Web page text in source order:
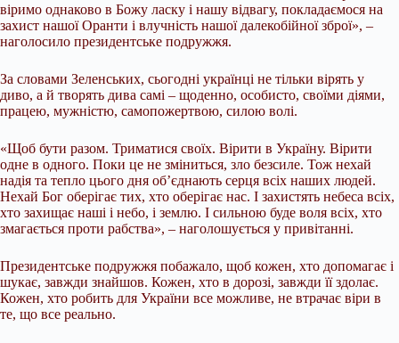
віримо однаково в Божу ласку і нашу відвагу, покладаємося на
захист нашої Оранти і влучність нашої далекобійної зброї», –
наголосило президентське подружжя.
За словами Зеленських, сьогодні українці не тільки вірять у
диво, а й творять дива самі – щоденно, особисто, своїми діями,
працею, мужністю, самопожертвою, силою волі.
«Щоб бути разом. Триматися своїх. Вірити в Україну. Вірити
одне в одного. Поки це не зміниться, зло безсиле. Тож нехай
надія та тепло цього дня об’єднають серця всіх наших людей.
Нехай Бог оберігає тих, хто оберігає нас. І захистять небеса всіх,
хто захищає наші і небо, і землю. І сильною буде воля всіх, хто
змагається проти рабства», – наголошується у привітанні.
Президентське подружжя побажало, щоб кожен, хто допомагає і
шукає, завжди знайшов. Кожен, хто в дорозі, завжди її здолає.
Кожен, хто робить для України все можливе, не втрачає віри в
те, що все реально.